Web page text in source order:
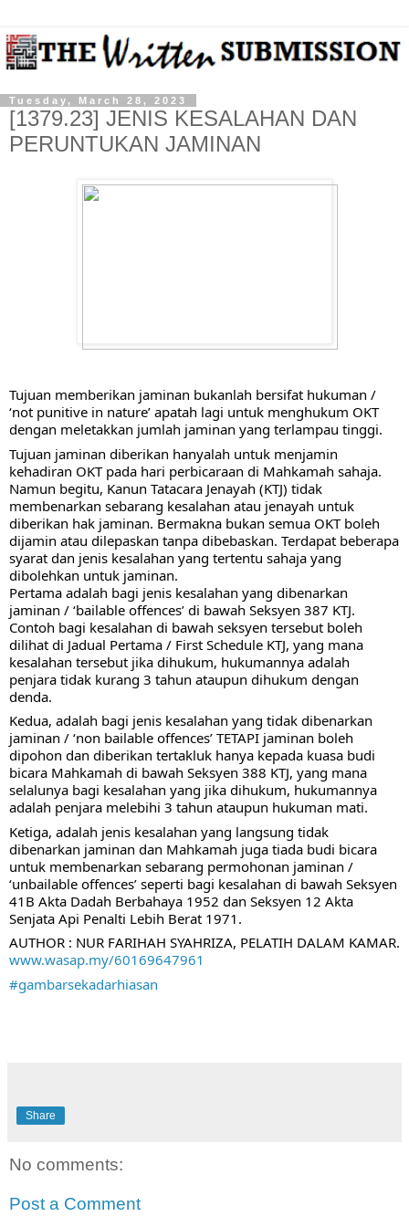
Tuesday, March 28, 2023
[1379.23] JENIS KESALAHAN DAN
PERUNTUKAN JAMINAN
Tujuan memberikan jaminan bukanlah bersifat hukuman /
‘not punitive in nature’ apatah lagi untuk menghukum OKT
dengan meletakkan jumlah jaminan yang terlampau tinggi.
Tujuan jaminan diberikan hanyalah untuk menjamin
kehadiran OKT pada hari perbicaraan di Mahkamah sahaja.
Namun begitu, Kanun Tatacara Jenayah (KTJ) tidak
membenarkan sebarang kesalahan atau jenayah untuk
diberikan hak jaminan. Bermakna bukan semua OKT boleh
dijamin atau dilepaskan tanpa dibebaskan. Terdapat beberapa
syarat dan jenis kesalahan yang tertentu sahaja yang
dibolehkan untuk jaminan.
Pertama adalah bagi jenis kesalahan yang dibenarkan
jaminan / ‘bailable offences’ di bawah Seksyen 387 KTJ.
Contoh bagi kesalahan di bawah seksyen tersebut boleh
dilihat di Jadual Pertama / First Schedule KTJ, yang mana
kesalahan tersebut jika dihukum, hukumannya adalah
penjara tidak kurang 3 tahun ataupun dihukum dengan
denda.
Kedua, adalah bagi jenis kesalahan yang tidak dibenarkan
jaminan / ‘non bailable offences’ TETAPI jaminan boleh
dipohon dan diberikan tertakluk hanya kepada kuasa budi
bicara Mahkamah di bawah Seksyen 388 KTJ, yang mana
selalunya bagi kesalahan yang jika dihukum, hukumannya
adalah penjara melebihi 3 tahun ataupun hukuman mati.
Ketiga, adalah jenis kesalahan yang langsung tidak
dibenarkan jaminan dan Mahkamah juga tiada budi bicara
untuk membenarkan sebarang permohonan jaminan /
‘unbailable offences’ seperti bagi kesalahan di bawah Seksyen
41B Akta Dadah Berbahaya 1952 dan Seksyen 12 Akta
Senjata Api Penalti Lebih Berat 1971.
AUTHOR : NUR FARIHAH SYAHRIZA, PELATIH DALAM KAMAR.
www.wasap.my/60169647961
#gambarsekadarhiasan
Share
No comments:
Post a Comment